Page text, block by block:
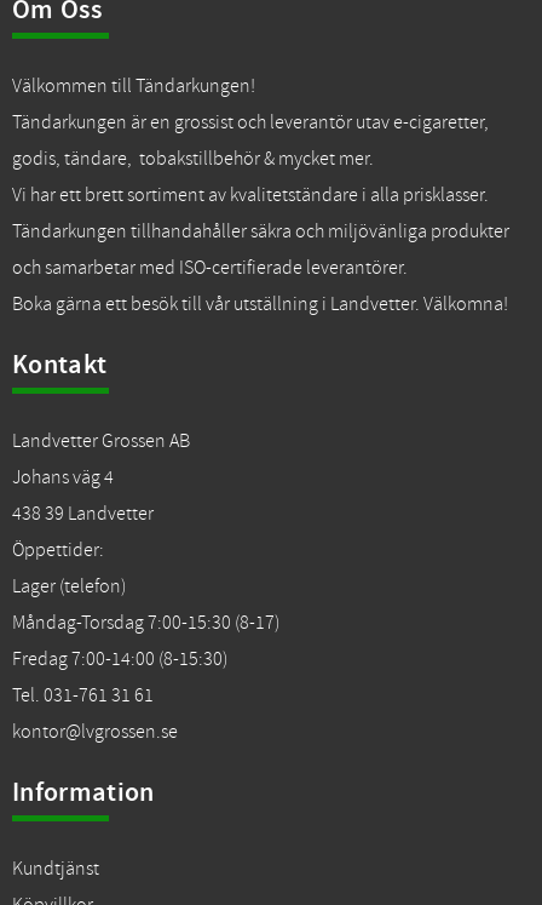
Om Oss
Välkommen till Tändarkungen!
Tändarkungen är en grossist och leverantör utav e-cigaretter,
godis, tändare, tobakstillbehör & mycket mer.
Vi har ett brett sortiment av kvalitetständare i alla prisklasser.
Tändarkungen tillhandahåller säkra och miljövänliga produkter
och samarbetar med ISO-certifierade leverantörer.
Boka gärna ett besök till vår utställning i Landvetter. Välkomna!
Kontakt
Landvetter Grossen AB
Johans väg 4
438 39 Landvetter
Öppettider:
Lager (telefon)
Måndag-Torsdag 7:00-15:30 (8-17)
Fredag 7:00-14:00 (8-15:30)
Tel. 031-761 31 61
kontor@lvgrossen.se
Information
Kundtjänst